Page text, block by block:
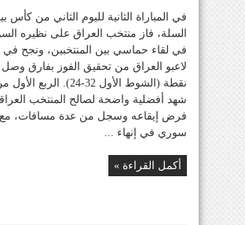
في المباراة الثانية لليوم الثاني من كأس
في لقاء حماسي بين المنتخبين، ونجح في
نقطة (الشوط الأول 32-24). الربع
شهد أفضلية واضحة لصالح المنتخب
فرض إيقاعه وسجل من عدة مسافات،
سوري في إنهاء ...
أكمل القراءة »